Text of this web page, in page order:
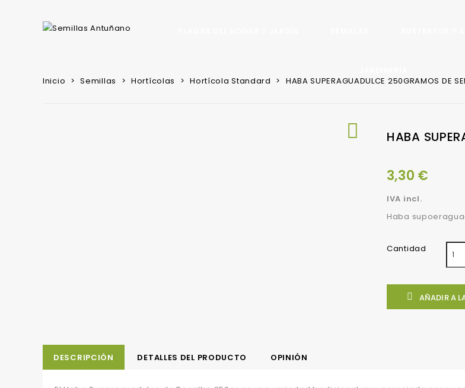
Inicio Semillas Hortícolas Hortícola Standard HABA SUPERAGUADULCE 250GRAMOS DE
 HABA
3,30 €
IVA incl.
Haba
Cantidad
 AÑADIR A
DESCRIPCIÓN DETALLES DEL PRODUCTO OPINIÓN